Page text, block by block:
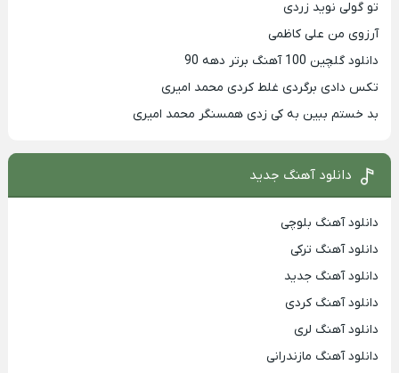
تو گولی نوید زردی
آرزوی من علی کاظمی
دانلود گلچین 100 آهنگ برتر دهه 90
تکس دادی برگردی غلط کردی محمد امیری
بد خستم ببین به کی زدی همسنگر محمد امیری
دانلود آهنگ جدید
دانلود آهنگ بلوچی
دانلود آهنگ ترکی
دانلود آهنگ جدید
دانلود آهنگ کردی
دانلود آهنگ لری
دانلود آهنگ مازندرانی